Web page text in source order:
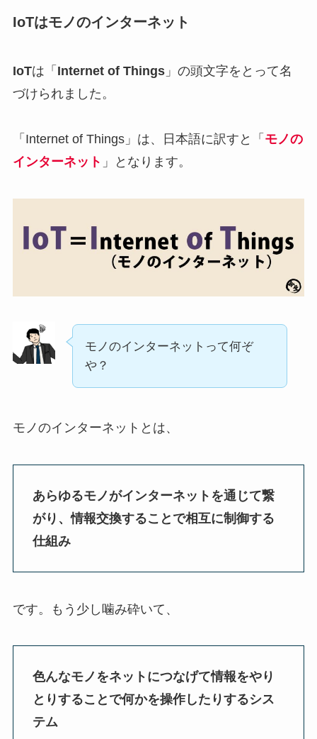
IoTはモノのインターネット
IoTは「 Internet of Things」の頭文字をとって名
づけられました。
「Internet of Things」は、日本語に訳すと「 モノの
インターネット 」となります。
モノのインターネットって何ぞ
や？
モノのインターネットとは、
あらゆるモノがインターネットを通じて繋
がり、情報交換することで相互に制御する
仕組み
です。もう少し噛み砕いて、
色んなモノをネットにつなげて情報をやり
とりすることで何かを操作したりするシス
テム